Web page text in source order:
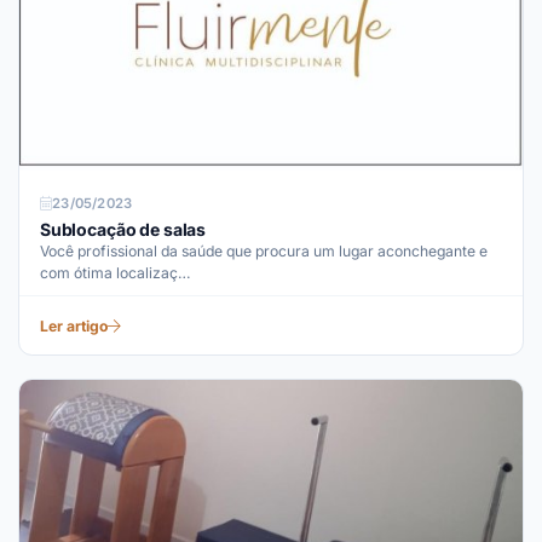
23/05/2023
Sublocação de salas
Você profissional da saúde que procura um lugar aconchegante e
com ótima localizaç…
Ler artigo